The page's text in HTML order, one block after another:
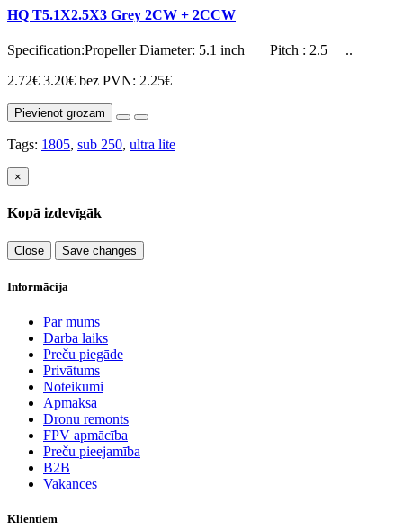
HQ T5.1X2.5X3 Grey 2CW + 2CCW
Specification:Propeller Diameter: 5.1 inch Pitch : 2.5 ..
2.72€ 3.20€ bez PVN: 2.25€
Pievienot grozam
Tags: 1805, sub 250, ultra lite
×
Kopā izdevīgāk
Close Save changes
Informācija
Par mums
Darba laiks
Preču piegāde
Privātums
Noteikumi
Apmaksa
Dronu remonts
FPV apmācība
Preču pieejamība
B2B
Vakances
Klientiem